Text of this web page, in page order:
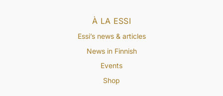
À LA ESSI
Essi’s news & articles
News in Finnish
Events
Shop